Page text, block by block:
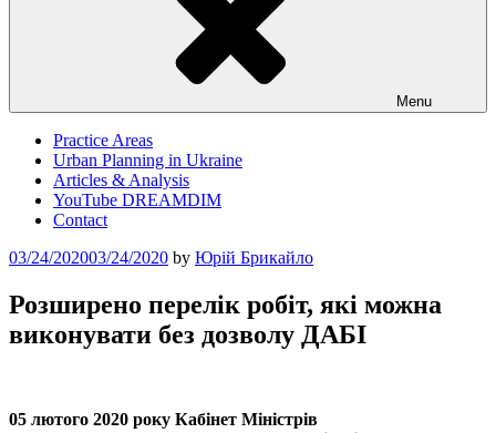
Menu
Practice Areas
Urban Planning in Ukraine
Articles & Analysis
YouTube DREAMDIM
Contact
Posted
03/24/202003/24/2020 by Юрій Брикайло
Розширено перелік робіт, які можна
виконувати без дозволу ДАБІ
05 лютого 2020 року Кабінет Міністрів